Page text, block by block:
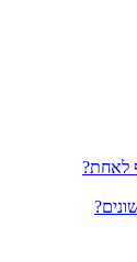
לאחת?